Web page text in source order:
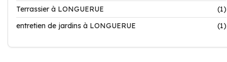
Terrassier à LONGUERUE
(1)
entretien de jardins à LONGUERUE
(1)